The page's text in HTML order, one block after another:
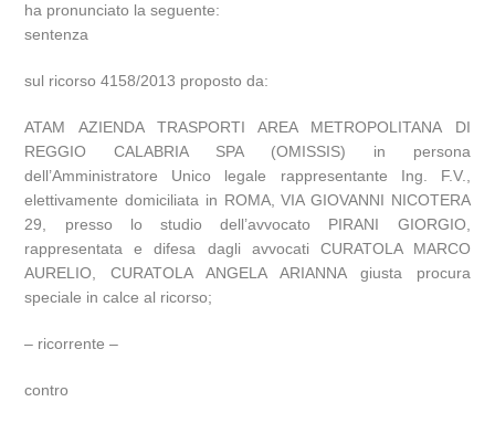
ha pronunciato la seguente:
sentenza
sul ricorso 4158/2013 proposto da:
ATAM AZIENDA TRASPORTI AREA METROPOLITANA DI
REGGIO CALABRIA SPA (OMISSIS) in persona
dell’Amministratore Unico legale rappresentante Ing. F.V.,
elettivamente domiciliata in ROMA, VIA GIOVANNI NICOTERA
29, presso lo studio dell’avvocato PIRANI GIORGIO,
rappresentata e difesa dagli avvocati CURATOLA MARCO
AURELIO, CURATOLA ANGELA ARIANNA giusta procura
speciale in calce al ricorso;
– ricorrente –
contro